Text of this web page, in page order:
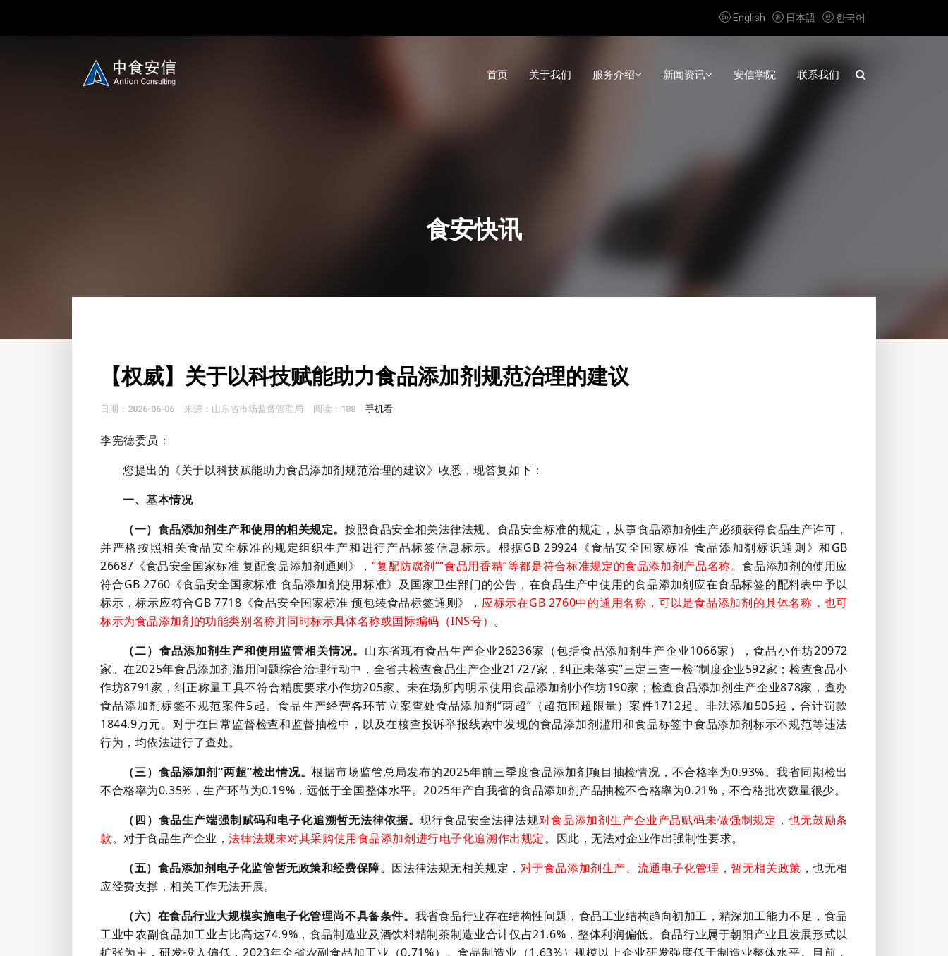
 English  日本語  한국어
首页 关于我们 服务介绍 新闻资讯 安信学院 联系我们
食安快讯
【权威】关于以科技赋能助力食品添加剂规范治理的建议
日期：2026-06-06 来源：山东省市场监督管理局 阅读：188 手机看
李宪德委员：
您提出的《关于以科技赋能助力食品添加剂规范治理的建议》收悉，现答复如下：
一、基本情况
（一）食品添加剂生产和使用的相关规定。按照食品安全相关法律法规、食品安全标准的规定，从事食品添加剂生产必须获得食品生产许可，
并严格按照相关食品安全标准的规定组织生产和进行产品标签信息标示。根据GB 29924《食品安全国家标准 食品添加剂标识通则》和GB
26687《食品安全国家标准 复配食品添加剂通则》，“复配防腐剂”“食品用香精”等都是符合标准规定的食品添加剂产品名称。食品添加剂的使用应
符合GB 2760《食品安全国家标准 食品添加剂使用标准》及国家卫生部门的公告，在食品生产中使用的食品添加剂应在食品标签的配料表中予以
标示，标示应符合GB 7718《食品安全国家标准 预包装食品标签通则》， 应标示在GB 2760中的通用名称，可以是食品添加剂的具体名称，也可
标示为食品添加剂的功能类别名称并同时标示具体名称或国际编码（INS号） 。
（二）食品添加剂生产和使用监管相关情况。 山东省现有食品生产企业26236家（包括食品添加剂生产企业1066家），食品小作坊20972
家。在2025年食品添加剂滥用问题综合治理行动中，全省共检查食品生产企业21727家，纠正未落实“三定三查一检”制度企业592家；检查食品小
作坊8791家，纠正称量工具不符合精度要求小作坊205家、未在场所内明示使用食品添加剂小作坊190家；检查食品添加剂生产企业878家，查办
食品添加剂标签不规范案件5起。食品生产经营各环节立案查处食品添加剂“两超”（超范围超限量）案件1712起、非法添加505起，合计罚款
1844.9万元。对于在日常监督检查和监督抽检中，以及在核查投诉举报线索中发现的食品添加剂滥用和食品标签中食品添加剂标示不规范等违法
行为，均依法进行了查处。
（三）食品添加剂“两超”检出情况。根据市场监管总局发布的2025年前三季度食品添加剂项目抽检情况，不合格率为0.93%。我省同期检出
不合格率为0.35%，生产环节为0.19%，远低于全国整体水平。2025年产自我省的食品添加剂产品抽检不合格率为0.21%，不合格批次数量很少。
（四）食品生产端强制赋码和电子化追溯暂无法律依据。现行食品安全法律法规对食品添加剂生产企业产品赋码未做强制规定，也无鼓励条
款。对于食品生产企业，法律法规未对其采购使用食品添加剂进行电子化追溯作出规定。因此，无法对企业作出强制性要求。
（五）食品添加剂电子化监管暂无政策和经费保障。 因法律法规无相关规定， 对于食品添加剂生产、流通电子化管理，暂无相关政策 ，也无相
应经费支撑，相关工作无法开展。
（六）在食品行业大规模实施电子化管理尚不具备条件。 我省食品行业存在结构性问题，食品工业结构趋向初加工，精深加工能力不足，食品
工业中农副食品加工业占比高达74.9%，食品制造业及酒饮料精制茶制造业合计仅占21.6%，整体利润偏低。食品行业属于朝阳产业且发展形式以
扩张为主，研发投入偏低，2023年全省农副食品加工业（0.71%）、食品制造业（1.63%）规模以上企业研发强度低于制造业整体水平。目前，